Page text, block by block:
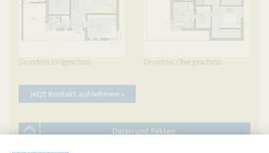
Grundriss Erdgeschoss Grundriss Obergeschoss
Jetzt Kontakt aufnehmen »
Daten und Fakten